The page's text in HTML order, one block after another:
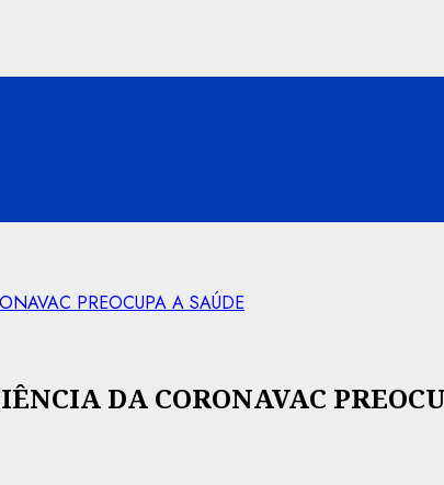
PREOCUPA A SAÚDE
DA CORONAVAC